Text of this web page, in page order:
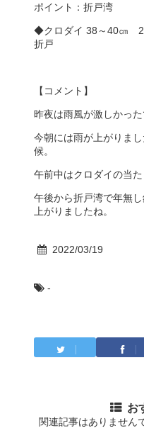
ポイント：折戸湾
◆クロダイ 38～40㎝
折戸
【コメント】
昨夜は雨風が激しかった
今朝には雨が上がりま
候。
午前中はクロダイの当
午後から折戸湾で年無
上がりましたね。
2022/03/19
-
お
関連記事はありません